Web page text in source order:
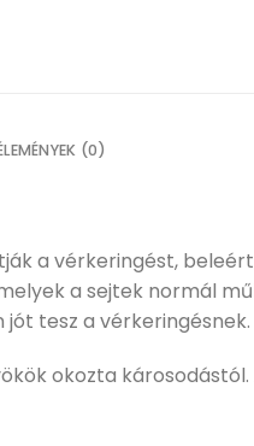
(0)
a vérkeringést,
a sejtek normál
tesz a vérkeringésnek.
okozta